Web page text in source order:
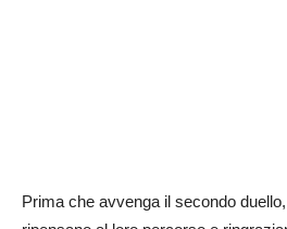
Prima che avvenga il secondo